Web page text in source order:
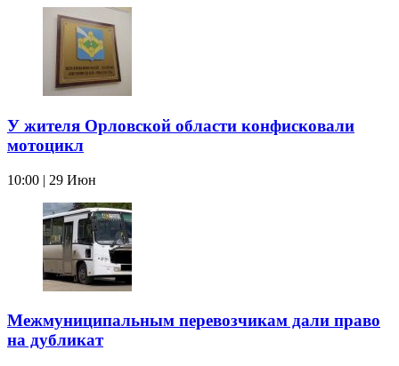
У жителя Орловской области конфисковали
мотоцикл
10:00 | 29 Июн
Межмуниципальным перевозчикам дали право
на дубликат